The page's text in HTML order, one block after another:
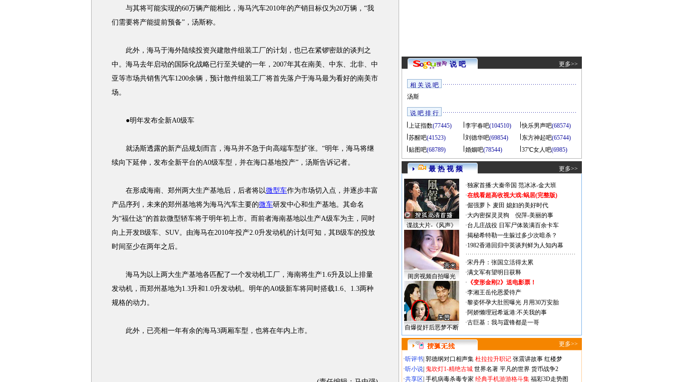
与其将可能实现的60万辆产能相比，海马汽车2010年的产销目标仅为20万辆，“我
们需要将产能提前预备”，汤斯称。
此外，海马于海外陆续投资兴建散件组装工厂的计划，也已在紧锣密鼓的谈判之
中。海马去年启动的国际化战略已行至关键的一年，2007年其在南美、中东、北非、中
亚等市场共销售汽车1200余辆，预计散件组装工厂将首先落户于海马最为看好的南美市
场。
●明年发布全新A0级车
就汤斯透露的新产品规划而言，海马并不急于向高端车型扩张。“明年，海马将继
续向下延伸，发布全新平台的A0级车型，并在海口基地投产”，汤斯告诉记者。
在形成海南、郑州两大生产基地后，后者将以微型车作为市场切入点，并逐步丰富
产品序列，未来的郑州基地将为海马汽车主要的微车研发中心和生产基地。其命名
为“福仕达”的首款微型轿车将于明年初上市。而前者海南基地以生产A级车为主，同时
向上开发B级车、SUV。由海马在2010年投产2.0升发动机的计划可知，其B级车的投放
时间至少在两年之后。
海马为以上两大生产基地各匹配了一个发动机工厂，海南将生产1.6升及以上排量
发动机，而郑州基地为1.3升和1.0升发动机。明年的A0级新车将同时搭载1.6、1.3两种
规格的动力。
此外，已亮相一年有余的海马3两厢车型，也将在年内上市。
说 吧 更多>>
相 关 说 吧
汤斯
说 吧 排 行
上证指数(77445) 李宇春吧(104510) 快乐男声吧(68574)
苏醒吧(41523) 刘德华吧(69854) 东方神起吧(65744)
贴图吧(68789) 婚姻吧(78544) 37℃女人吧(6985)
最 热 视 频 更多>>
谍战大片-《风声》
闺房视频自拍曝光
自爆捉奸后恶梦不断
·独家首播:大秦帝国 范冰冰-金大班
·在线看超高收视大戏:蜗居(完整版)
·倔强萝卜 麦田 媳妇的美好时代
·大内密探灵灵狗
倪萍-美丽的事
·台儿庄战役 日军尸体装满百余卡车
·揭秘希特勒一生躲过多少次暗杀？
·1982香港回归中英谈判鲜为人知内幕
·宋丹丹：张国立活得太累
·满文军有望明日获释
· 《变形金刚2》送电影票！
·李湘王岳伦恩爱待产
·黎姿怀孕大肚照曝光 月用30万安胎
·阿娇懒理冠希返港:不关我的事
·古巨基：我与霆锋都是一哥
更多>>
·听评书 郭德纲对口相声集 杜拉拉升职记 张震讲故事 红楼梦
·听小说 鬼吹灯1-精绝古城 世界名著 平凡的世界 货币战争2
·共享区 手机病毒杀毒专家 经典手机游游格斗集 福彩3D走势图